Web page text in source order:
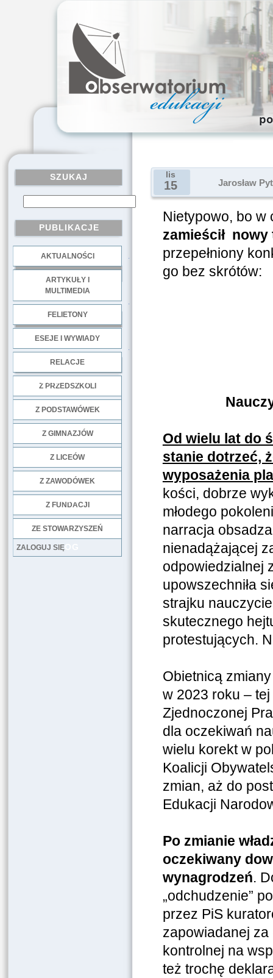
SZUKAJ
PUBLIKACJE
AKTUALNOŚCI
ARTYKUŁY I
MULTIMEDIA
FELIETONY
ESEJE I WYWIADY
RELACJE
Z PRZEDSZKOLI
Z PODSTAWÓWEK
Z GIMNAZJÓW
Z LICEÓW
Z ZAWODÓWEK
Z FUNDACJI
ZE STOWARZYSZEŃ
LOG
ZALOGUJ SIĘ
lis
15 Jarosław
Nietypowo, bo w
zamieścił
przepełniony
go bez skrótów:
Od wielu lat do
stanie dotrzeć,
wyposażenia
kości, dobrze
młodego
narracja
nienadążającej
odpowiedzialnej
upowszechniła
strajku
skutecznego
protestujących.
Obietnicą
w 2023 roku –
Zjednoczonej
dla oczekiwań
wielu korekt w
Koalicji
zmian, aż do
Edukacji
Po zmianie
oczekiwany
wynagrodzeń.
„odchudzenie”
przez PiS
zapowiadanej
kontrolnej na
też trochę